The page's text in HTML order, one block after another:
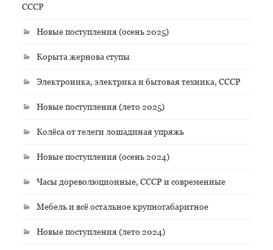
СССР
Новые поступления (осень 2025)
Корыта жернова ступы
Электроника, электрика и бытовая техника, СССР
Новые поступления (лето 2025)
Колёса от телеги лошадиная упряжь
Новые поступления (осень 2024)
Часы дореволюционные, СССР и современные
Мебель и всё остальное крупногабаритное
Новые поступления (лето 2024)